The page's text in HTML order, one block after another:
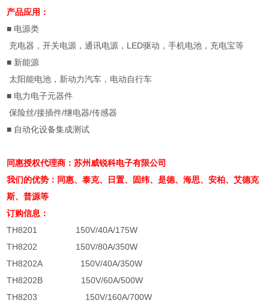
产品应用：
■ 电源类
充电器，开关电源，通讯电源，LED驱动，手机电池，充电宝等
■ 新能源
太阳能电池，新动力汽车，电动自行车
■ 电力电子元器件
保险丝/接插件/继电器/传感器
■ 自动化设备集成测试
同惠授权代理商：苏州威锐科电子有限公司
我们的优势： 同惠、泰克、日置、固纬、是德、海思、安柏、艾德克
斯、普源等
订购信息：
TH8201 150V/40A/175W
TH8202 150V/80A/350W
TH8202A 150V/40A/350W
TH8202B 150V/60A/500W
TH8203 150V/160A/700W